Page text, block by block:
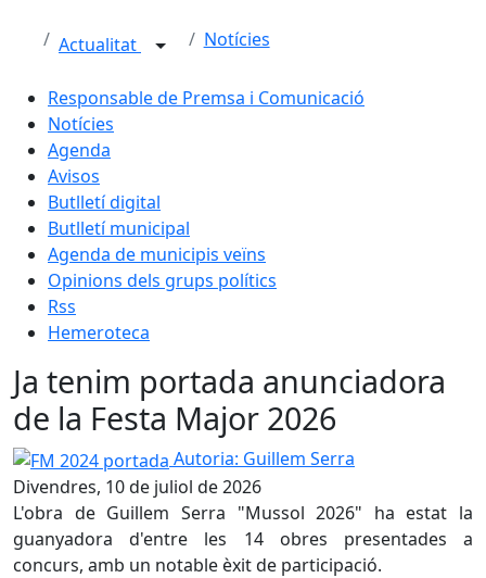
Actualitat Notícies
Responsable de Premsa i Comunicació
Notícies
Agenda
Avisos
Butlletí digital
Butlletí municipal
Agenda de municipis veïns
Opinions dels grups polítics
Rss
Hemeroteca
Ja tenim portada anunciadora
de la Festa Major 2026
FM 2024 portada
Autoria: Guillem Serra
Divendres, 10 de juliol de 2026
L'obra de Guillem Serra "Mussol 2026" ha estat la
guanyadora d'entre les 14 obres presentades a
concurs, amb un notable èxit de participació.